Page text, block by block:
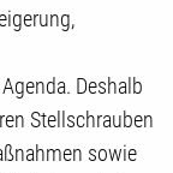
Deshalb
Stellschrauben
sowie